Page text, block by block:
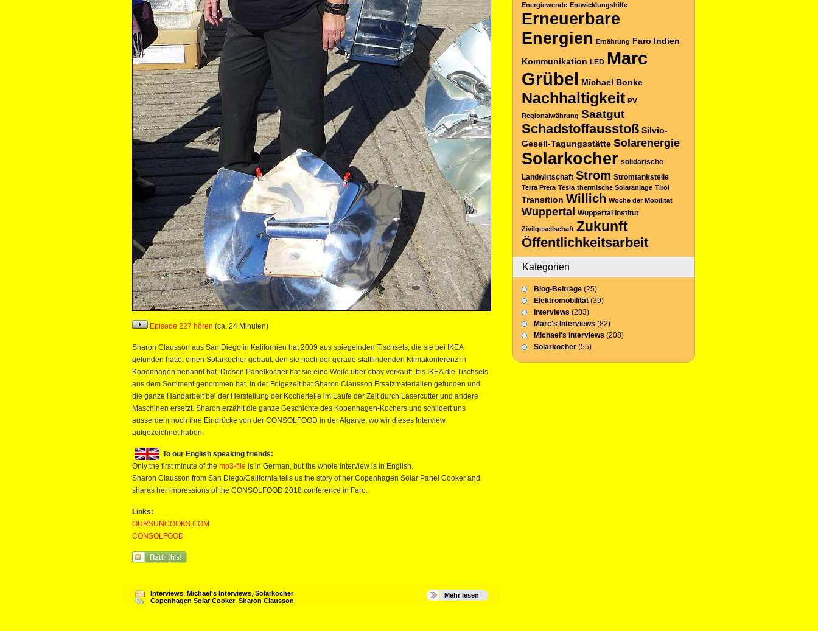
Episode 227 hören (ca. 24 Minuten)
Sharon Clausson aus San Diego in Kalifornien hat 2009 aus spiegelnden Tischsets, die sie bei IKEA
gefunden hatte, einen Solarkocher gebaut, den sie nach der gerade stattfindenden Klimakonferenz in
Kopenhagen benannt hat. Diesen Panelkocher hat sie eine Weile über ebay verkauft, bis IKEA die Tischsets
aus dem Sortiment genommen hat. In der Folgezeit hat Sharon Clausson Ersatzmaterialien gefunden und
die ganze Handarbeit bei der Herstellung der Kocherteile im Laufe der Zeit durch Lasercutter und andere
Maschinen ersetzt. Sharon erzählt die ganze Geschichte des Kopenhagen-Kochers und schildert uns
ausserdem noch ihre Eindrücke von der CONSOLFOOD in der Algarve, wo wir dieses Interview
aufgezeichnet haben.
To our English speaking friends:
Only the first minute of the mp3-file is in German, but the whole interview is in English.
Sharon Clausson from San Diego/California tells us the story of her Copenhagen Solar Panel Cooker and
shares her impressions of the CONSOLFOOD 2018 conference in Faro.
Links:
OURSUNCOOKS.COM
CONSOLFOOD
Interviews Michael's Interviews Solarkocher
Copenhagen Solar Cooker, Sharon Clausson
Mehr lesen
Energiewende Entwicklungshilfe
Erneuerbare
Energien Ernährung Faro Indien
Kommunikation LED Marc
Grübel Michael Bonke
Nachhaltigkeit PV
Regionalwährung Saatgut
Schadstoffausstoß Silvio-
Gesell-Tagungsstätte Solarenergie
Solarkocher solidarische
Landwirtschaft Strom Stromtankstelle
Terra Preta Tesla thermische Solaranlage Tirol
Transition Willich Woche der Mobilität
Wuppertal Wuppertal Institut
Zivilgesellschaft Zukunft
Öffentlichkeitsarbeit
Kategorien
Blog-Beiträge (25)
Elektromobilität (39)
Interviews (283)
Marc's Interviews (82)
Michael's Interviews (208)
Solarkocher (55)